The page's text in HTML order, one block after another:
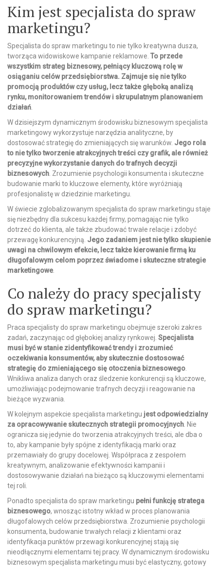
Kim jest specjalista do spraw
marketingu?
Specjalista do spraw marketingu to nie tylko kreatywna dusza,
tworząca widowiskowe kampanie reklamowe. To przede
wszystkim strateg biznesowy, pełniący kluczową rolę w
osiąganiu celów przedsiębiorstwa. Zajmuje się nie tylko
promocją produktów czy usług, lecz także głęboką analizą
rynku, monitorowaniem trendów i skrupulatnym planowaniem
działań.
W dzisiejszym dynamicznym środowisku biznesowym specjalista
marketingowy wykorzystuje narzędzia analityczne, by
dostosować strategię do zmieniających się warunków. Jego rola
to nie tylko tworzenie atrakcyjnych treści czy grafik, ale również
precyzyjne wykorzystanie danych do trafnych decyzji
biznesowych. Zrozumienie psychologii konsumenta i skuteczne
budowanie marki to kluczowe elementy, które wyróżniają
profesjonalistę w dziedzinie marketingu.
W świecie zglobalizowanym specjalista do spraw marketingu staje
się niezbędny dla sukcesu każdej firmy, pomagając nie tylko
dotrzeć do klienta, ale także zbudować trwałe relacje i zdobyć
przewagę konkurencyjną. Jego zadaniem jest nie tylko skupienie
uwagi na chwilowym efekcie, lecz także kierowanie firmą ku
długofalowym celom poprzez świadome i skuteczne strategie
marketingowe.
Co należy do pracy specjalisty
do spraw marketingu?
Praca specjalisty do spraw marketingu obejmuje szeroki zakres
zadań, zaczynając od głębokiej analizy rynkowej. Specjalista
musi być w stanie zidentyfikować trendy i zrozumieć
oczekiwania konsumentów, aby skutecznie dostosować
strategię do zmieniającego się otoczenia biznesowego.
Wnikliwa analiza danych oraz śledzenie konkurencji są kluczowe,
umożliwiając podejmowanie trafnych decyzji i reagowanie na
bieżące wyzwania.
W kolejnym aspekcie specjalista marketingu jest odpowiedzialny
za opracowywanie skutecznych strategii promocyjnych. Nie
ogranicza się jedynie do tworzenia atrakcyjnych treści, ale dba o
to, aby kampanie były spójne z identyfikacją marki oraz
przemawiały do grupy docelowej. Współpraca z zespołem
kreatywnym, analizowanie efektywności kampanii i
dostosowywanie działań na bieżąco są kluczowymi elementami
tej roli.
Ponadto specjalista do spraw marketingu pełni funkcję stratega
biznesowego, wnosząc istotny wkład w proces planowania
długofalowych celów przedsiębiorstwa. Zrozumienie psychologii
konsumenta, budowanie trwałych relacji z klientami oraz
identyfikacja punktów przewagi konkurencyjnej stają się
nieodłącznymi elementami tej pracy. W dynamicznym środowisku
biznesowym specjalista marketingu musi być elastyczny, gotowy